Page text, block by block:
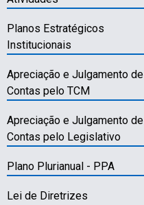
Planos Estratégicos
Institucionais
Apreciação e Julgamento de
Contas pelo TCM
Apreciação e Julgamento de
Contas pelo Legislativo
Plano Plurianual - PPA
Lei de Diretrizes